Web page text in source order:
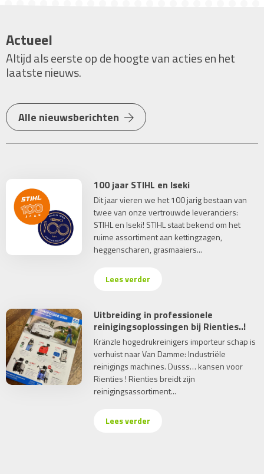
Actueel
Altijd als eerste op de hoogte van acties en het
laatste nieuws.
Alle nieuwsberichten
100 jaar STIHL en Iseki
Dit jaar vieren we het 100 jarig bestaan van
twee van onze vertrouwde leveranciers:
STIHL en Iseki! STIHL staat bekend om het
ruime assortiment aan kettingzagen,
heggenscharen, grasmaaiers...
Lees verder
Uitbreiding in professionele
reinigingsoplossingen bij Rienties..!
Kränzle hogedrukreinigers importeur schap is
verhuist naar Van Damme: Industriële
reinigings machines. Dusss… kansen voor
Rienties ! Rienties breidt zijn
reinigingsassortiment...
Lees verder